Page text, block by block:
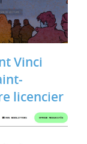
Vinci
licencier